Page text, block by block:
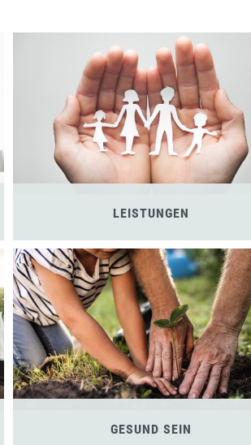
LEISTUNGEN
GESUND SEIN